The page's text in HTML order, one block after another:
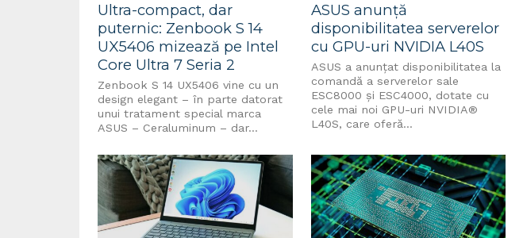
Ultra-compact, dar
puternic: Zenbook S 14
UX5406 mizează pe Intel
Core Ultra 7 Seria 2
Zenbook S 14 UX5406 vine cu un
design elegant – în parte datorat
unui tratament special marca
ASUS – Ceraluminum – dar...
ASUS anunță
disponibilitatea serverelor
cu GPU-uri NVIDIA L40S
ASUS a anunțat disponibilitatea la
comandă a serverelor sale
ESC8000 și ESC4000, dotate cu
cele mai noi GPU-uri NVIDIA®
L40S, care oferă...